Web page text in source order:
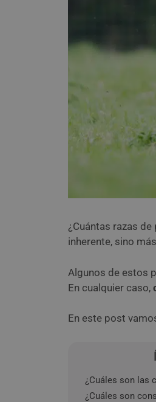
¿Cuántas razas
inherente, sino
Algunos de estos
En cualquier caso,
En este post
¿Cuáles son las
¿Cuáles son